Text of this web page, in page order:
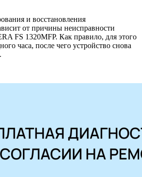
и восстановления
от причины неисправности
FS 1320MFP. Как правило, для этого
часа, после чего устройство снова